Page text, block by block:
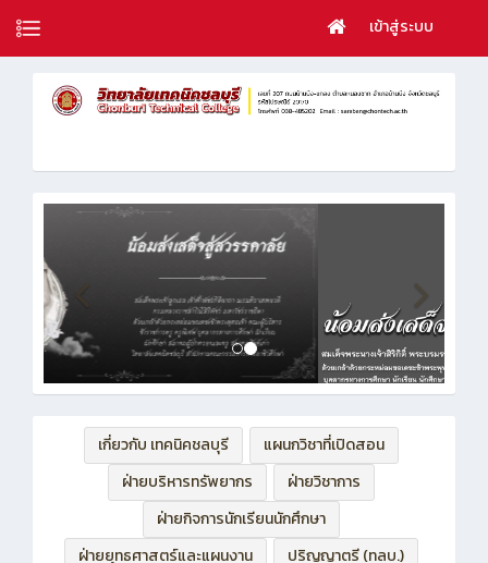
เข้าสู่ระบบ
เกี่ยวกับ เทคนิคชลบุรี
แผนกวิชาที่เปิดสอน
ฝ่ายบริหารทรัพยากร
ฝ่ายวิชาการ
ฝ่ายกิจการนักเรียนนักศึกษา